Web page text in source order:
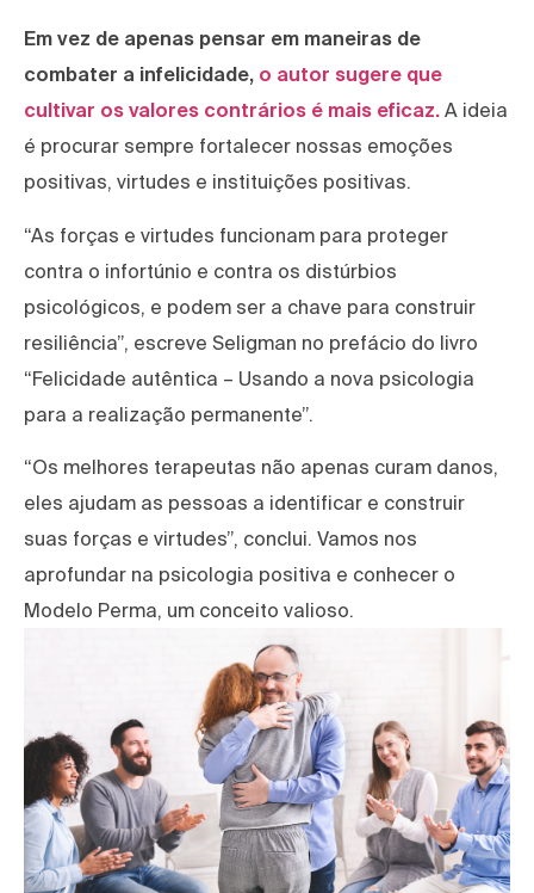
Em vez de apenas pensar em maneiras de
combater a infelicidade, o autor sugere que
cultivar os valores contrários é mais eficaz. A ideia
é procurar sempre fortalecer nossas emoções
positivas, virtudes e instituições positivas.
“As forças e virtudes funcionam para proteger
contra o infortúnio e contra os distúrbios
psicológicos, e podem ser a chave para construir
resiliência”, escreve Seligman no prefácio do livro
“Felicidade autêntica – Usando a nova psicologia
para a realização permanente”.
“Os melhores terapeutas não apenas curam danos,
eles ajudam as pessoas a identificar e construir
suas forças e virtudes”, conclui. Vamos nos
aprofundar na psicologia positiva e conhecer o
Modelo Perma, um conceito valioso.